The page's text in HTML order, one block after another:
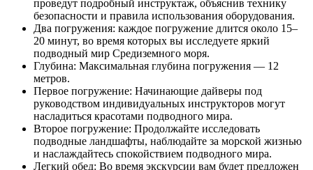
проведут подробный инструктаж, объяснив технику
безопасности и правила использования оборудования.
Два погружения: каждое погружение длится около 15–
20 минут, во время которых вы исследуете яркий
подводный мир Средиземного моря.
Глубина: Максимальная глубина погружения — 12
метров.
Первое погружение: Начинающие дайверы под
руководством индивидуальных инструкторов могут
насладиться красотами подводного мира.
Второе погружение: Продолжайте исследовать
подводные ландшафты, наблюдайте за морской жизнью
и наслаждайтесь спокойствием подводного мира.
Легкий обед: Во время экскурсии вам будет предложен